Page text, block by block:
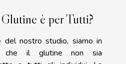
è per Tutti?
del nostro studio, siamo in
che il glutine non sia